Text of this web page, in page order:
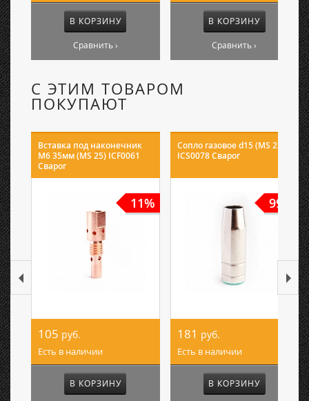
В КОРЗИНУ
Сравнить ›
В КОРЗИНУ
Сравнить ›
С ЭТИМ ТОВАРОМ
ПОКУПАЮТ
Вставка под наконечник
M6 35мм (MS 25) ICF0061
Сварог
11%
105 руб.
Есть в наличии
В КОРЗИНУ
Сопло газовое d15 (MS 25)
ICS0078 Сварог
99%
181 руб.
Есть в наличии
В КОРЗИНУ